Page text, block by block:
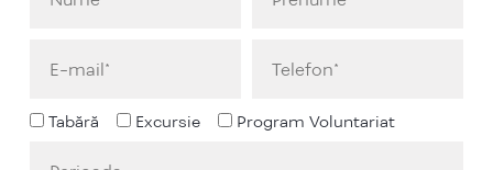
Tabără Excursie Program Voluntariat